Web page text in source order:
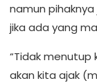
namun
jika ada yang
“Tidak
akan kita ajak